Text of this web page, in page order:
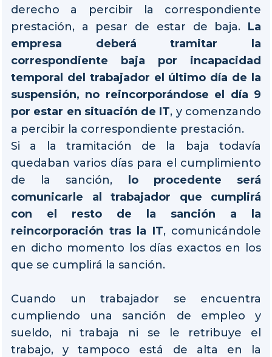
derecho a percibir la correspondiente
prestación, a pesar de estar de baja. La
empresa deberá tramitar la
correspondiente baja por incapacidad
temporal del trabajador el último día de la
suspensión, no reincorporándose el día 9
por estar en situación de IT, y comenzando
a percibir la correspondiente prestación.
Si a la tramitación de la baja todavía
quedaban varios días para el cumplimiento
de la sanción,
lo procedente será
comunicarle al trabajador que cumplirá
con el resto de la sanción a la
reincorporación tras la IT, comunicándole
en dicho momento los días exactos en los
que se cumplirá la sanción.
Cuando un trabajador se encuentra
cumpliendo una sanción de empleo y
sueldo, ni trabaja ni se le retribuye el
trabajo, y tampoco está de alta en la